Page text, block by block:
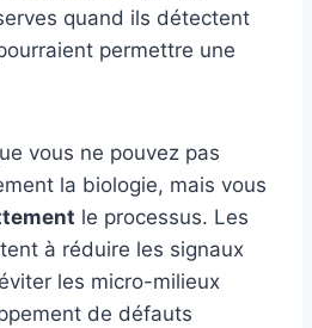
quand ils détectent
permettre une
vous ne pouvez pas
la biologie, mais vous
le processus. Les
à réduire les signaux
les micro-milieux
de défauts